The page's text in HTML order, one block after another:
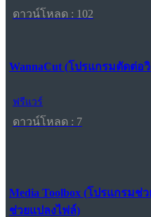
ดาวน์โหลด : 102
WannaCut (โปรแกรมตัดต่อ
ฟรีแวร์
ดาวน์โหลด : 7
Media Toolbox (โปรแกรมช่
ช่วยแปลงไฟล์)